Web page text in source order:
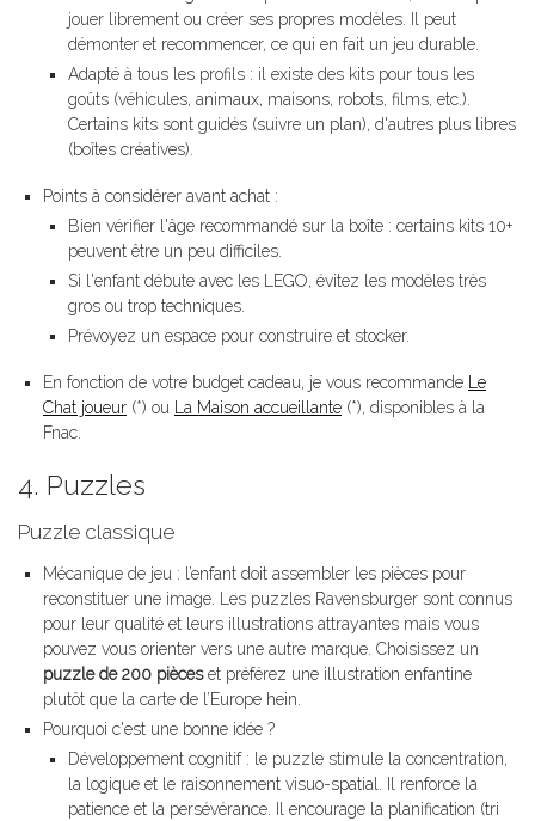
jouer librement ou créer ses propres modèles. Il peut
démonter et recommencer, ce qui en fait un jeu durable.
Adapté à tous les profils : il existe des kits pour tous les
goûts (véhicules, animaux, maisons, robots, films, etc.).
Certains kits sont guidés (suivre un plan), d'autres plus libres
(boîtes créatives).
Points à considérer avant achat :
Bien vérifier l'âge recommandé sur la boîte : certains kits 10+
peuvent être un peu difficiles.
Si l'enfant débute avec les LEGO, évitez les modèles très
gros ou trop techniques.
Prévoyez un espace pour construire et stocker.
En fonction de votre budget cadeau, je vous recommande Le
Chat joueur (*) ou La Maison accueillante (*), disponibles à la
Fnac.
4. Puzzles
Puzzle classique
Mécanique de jeu : l’enfant doit assembler les pièces pour
reconstituer une image. Les puzzles Ravensburger sont connus
pour leur qualité et leurs illustrations attrayantes mais vous
pouvez vous orienter vers une autre marque. Choisissez un
puzzle de 200 pièceset préférez une illustration enfantine
plutôt que la carte de l’Europe hein.
Pourquoi c'est une bonne idée ?
Développement cognitif : le puzzle stimule la concentration,
la logique et le raisonnement visuo-spatial. Il renforce la
patience et la persévérance. Il encourage la planification (tri